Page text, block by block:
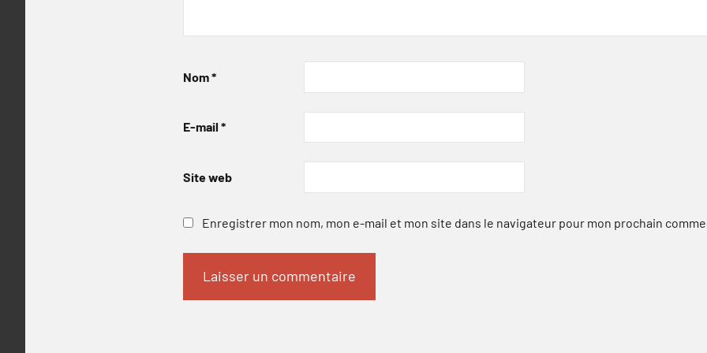
Nom*
E-mail *
Site web
Enregistrer mon nom, mon e-mail et mon site dans le navigateur pour mon prochain